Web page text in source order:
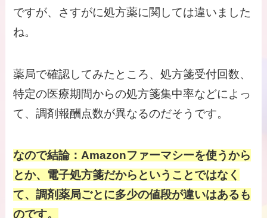
ですが、さすがに処方薬に関しては違いました
ね。
薬局で確認してみたところ、処方箋受付回数、
特定の医療期間からの処方箋集中率などによっ
て、調剤報酬点数が異なるのだそうです。
なので結論 ：Amazonファーマシーを使うから
とか、電子処方箋だからということではなく
て、調剤薬局ごとに多少の値段が違いはあるも
のです。